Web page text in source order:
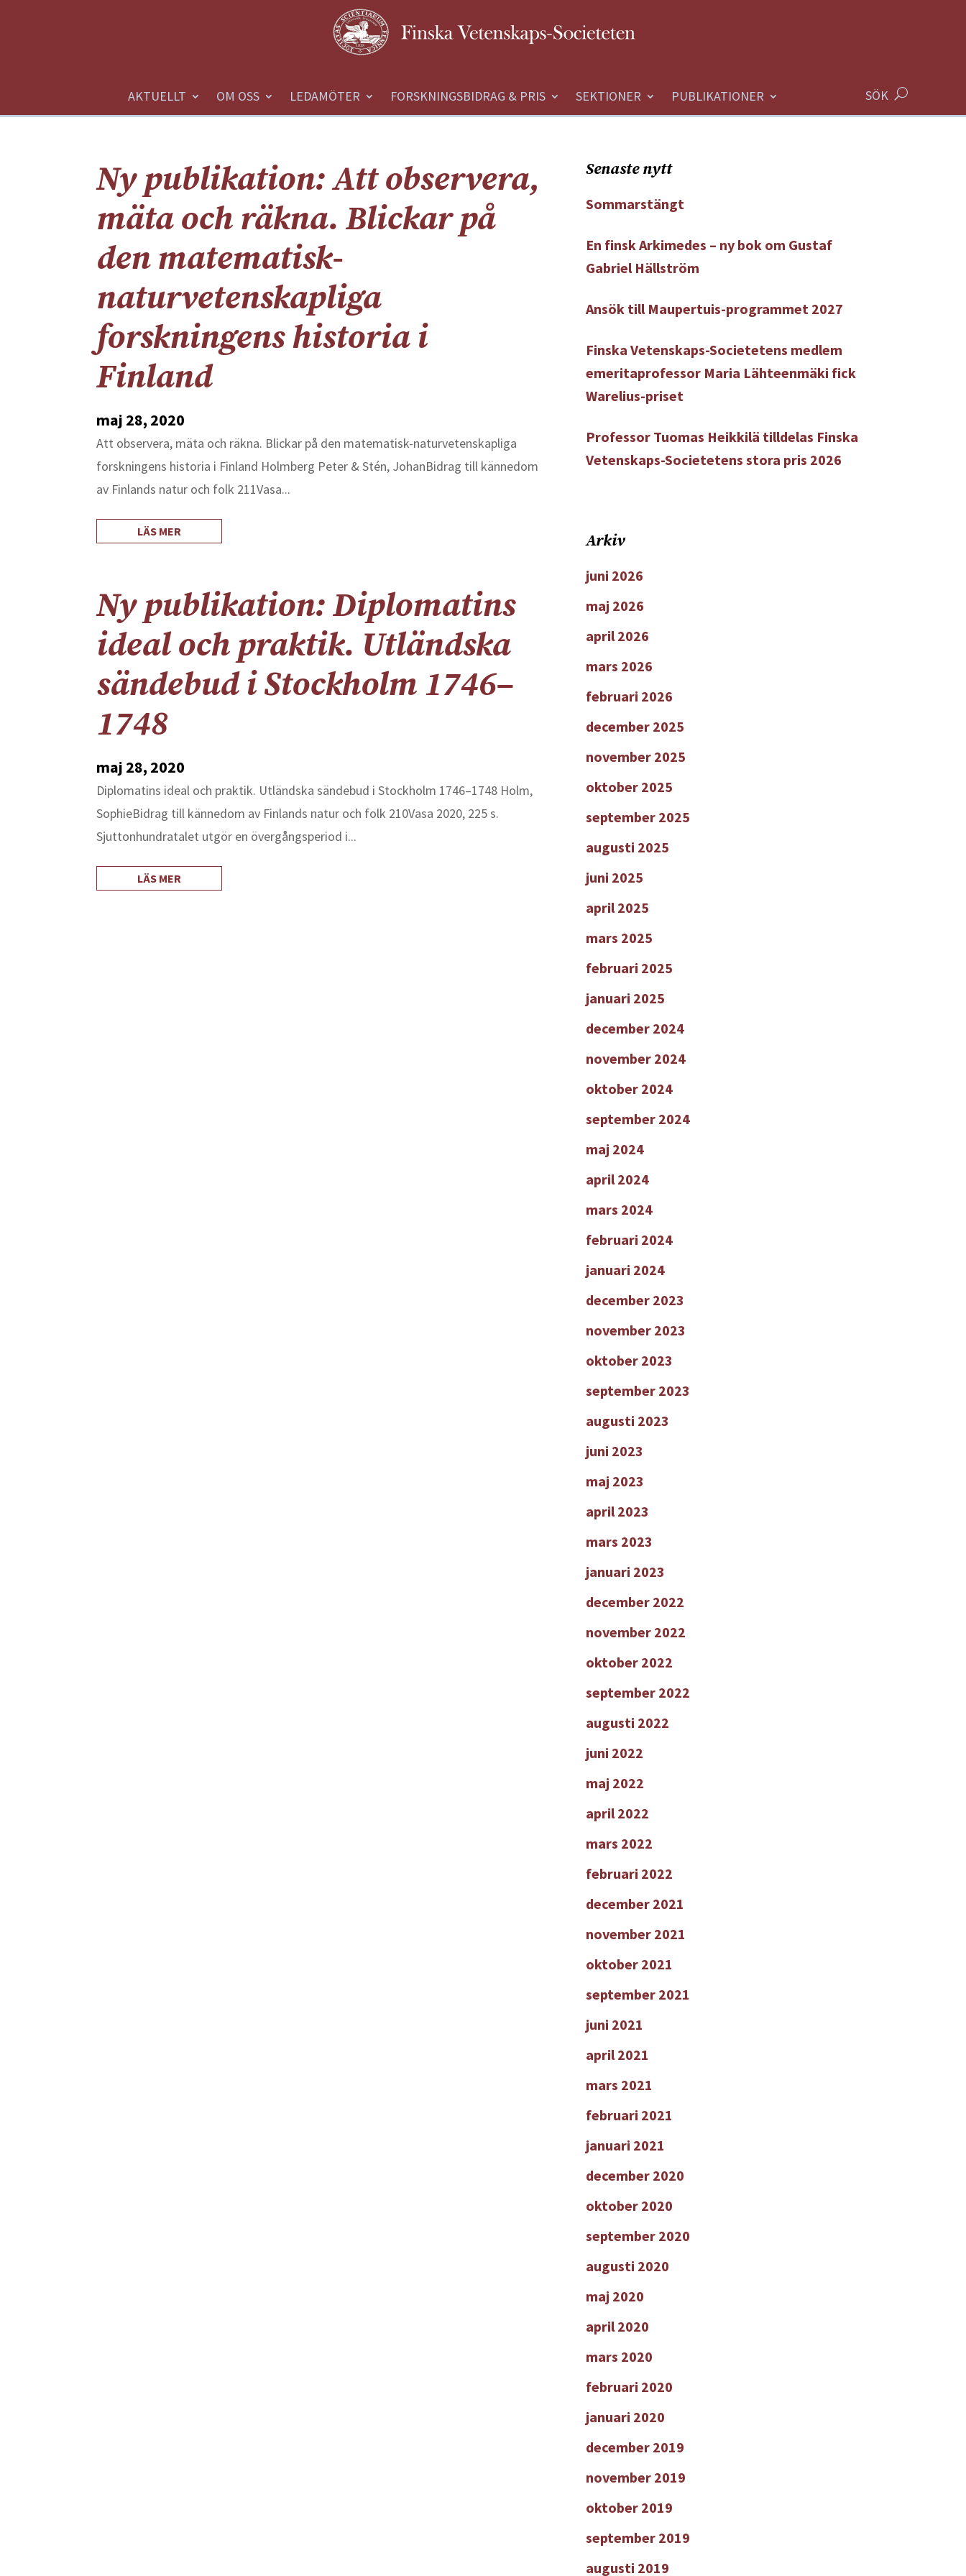
AKTUELLT OM OSS LEDAMÖTER FORSKNINGSBIDRAG & PRIS SEKTIONER PUBLIKATIONER SÖK
Ny publikation: Att observera,
mäta och räkna. Blickar på
den matematisk-
naturvetenskapliga
forskningens historia i
Finland
maj 28, 2020
Att observera, mäta och räkna. Blickar på den matematisk-naturvetenskapliga
forskningens historia i Finland Holmberg Peter & Stén, JohanBidrag till kännedom
av Finlands natur och folk 211Vasa...
LÄS MER
Ny publikation: Diplomatins
ideal och praktik. Utländska
sändebud i Stockholm 1746–
1748
maj 28, 2020
Diplomatins ideal och praktik. Utländska sändebud i Stockholm 1746–1748 Holm,
SophieBidrag till kännedom av Finlands natur och folk 210Vasa 2020, 225 s.
Sjuttonhundratalet utgör en övergångsperiod i...
LÄS MER
Senaste nytt
Sommarstängt
En finsk Arkimedes – ny bok om Gustaf
Gabriel Hällström
Ansök till Maupertuis-programmet 2027
Finska Vetenskaps-Societetens medlem
emeritaprofessor Maria Lähteenmäki fick
Warelius-priset
Professor Tuomas Heikkilä tilldelas Finska
Vetenskaps-Societetens stora pris 2026
Arkiv
juni 2026
maj 2026
april 2026
mars 2026
februari 2026
december 2025
november 2025
oktober 2025
september 2025
augusti 2025
juni 2025
april 2025
mars 2025
februari 2025
januari 2025
december 2024
november 2024
oktober 2024
september 2024
maj 2024
april 2024
mars 2024
februari 2024
januari 2024
december 2023
november 2023
oktober 2023
september 2023
augusti 2023
juni 2023
maj 2023
april 2023
mars 2023
januari 2023
december 2022
november 2022
oktober 2022
september 2022
augusti 2022
juni 2022
maj 2022
april 2022
mars 2022
februari 2022
december 2021
november 2021
oktober 2021
september 2021
juni 2021
april 2021
mars 2021
februari 2021
januari 2021
december 2020
oktober 2020
september 2020
augusti 2020
maj 2020
april 2020
mars 2020
februari 2020
januari 2020
december 2019
november 2019
oktober 2019
september 2019
augusti 2019